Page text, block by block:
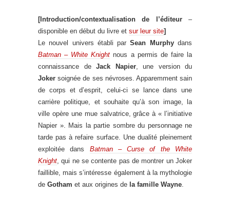
[Introduction/contextualisation de l’éditeur–
disponible en début du livre et sur leur site]
Le nouvel univers établi parSean Murphydans
Batman – White Knight nous a permis de faire la
connaissance de Jack Napier, une version du
Joker soignée de ses névroses. Apparemment sain
de corps et d’esprit, celui-ci se lance dans une
carrière politique, et souhaite qu’à son image, la
ville opère une mue salvatrice, grâce à « l’initiative
Napier ». Mais la partie sombre du personnage ne
tarde pas à refaire surface. Une dualité pleinement
exploitée dans Batman – Curse of the White
Knight, qui ne se contente pas de montrer un Joker
faillible, mais s’intéresse également à la mythologie
de Gotham et aux origines de la famille Wayne.